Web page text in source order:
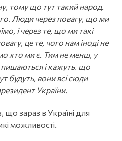
тому що тут такий народ.
Люди через повагу, що ми
і через те, що ми такі
це те, чого нам іноді не
хто ми є. Тим не менш, у
пишаються і кажуть, що
будуть, вони всі сюди
України.
що зараз в Україні для
можливості.